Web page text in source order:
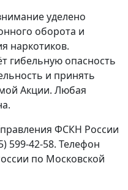
уделено
оборота и
наркотиков.
гибельную опасность
и принять
Акции. Любая
ФСКН России
599-42-58. Телефон
по Московской